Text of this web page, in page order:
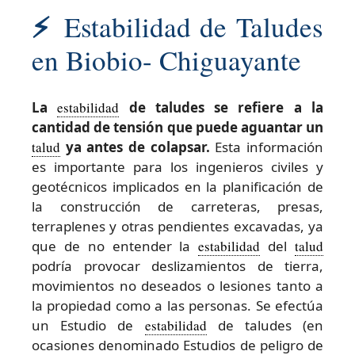
⚡ Estabilidad de Taludes
en Biobio- Chiguayante
Laestabilidad de taludes se refiere a la
cantidad de tensión que puede aguantar un
talud ya antes de colapsar. Esta información
es importante para los ingenieros civiles y
geotécnicos implicados en la planificación de
la construcción de carreteras, presas,
terraplenes y otras pendientes excavadas, ya
que de no entender laestabilidad deltalud
podría provocar deslizamientos de tierra,
movimientos no deseados o lesiones tanto a
la propiedad como a las personas. Se efectúa
un Estudio de estabilidad de taludes (en
ocasiones denominado Estudios de peligro de